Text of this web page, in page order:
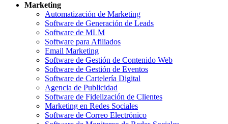
Marketing
Automatización de Marketing
Software de Generación de Leads
Software de MLM
Software para Afiliados
Email Marketing
Software de Gestión de Contenido Web
Software de Gestión de Eventos
Software de Cartelería Digital
Agencia de Publicidad
Software de Fidelización de Clientes
Marketing en Redes Sociales
Software de Correo Electrónico